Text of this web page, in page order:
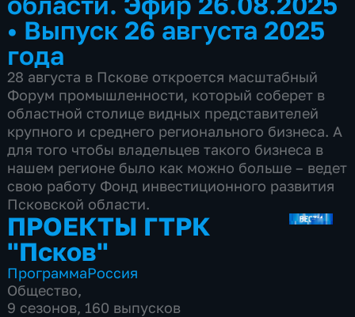
• Выпуск 26 августа 2025
года
28 августа в Пскове откроется масштабный
Форум промышленности, который соберет в
областной столице видных представителей
крупного и среднего регионального бизнеса. А
для того чтобы владельцев такого бизнеса в
нашем регионе было как можно больше – ведет
свою работу Фонд инвестиционного развития
Псковской области.
ПРОЕКТЫ ГТРК
"Псков"
ПрограммаРоссия
Общество,
9 сезонов, 160 выпусков